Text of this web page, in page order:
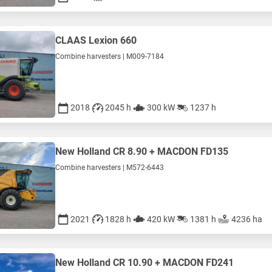
CLAAS Lexion 660
Combine harvesters | M009-7184
2018 2045 h 300 kW 1237 h
New Holland CR 8.90 + MACDON FD135
Combine harvesters | M572-6443
2021 1828 h 420 kW 1381 h 4236 ha
New Holland CR 10.90 + MACDON FD241